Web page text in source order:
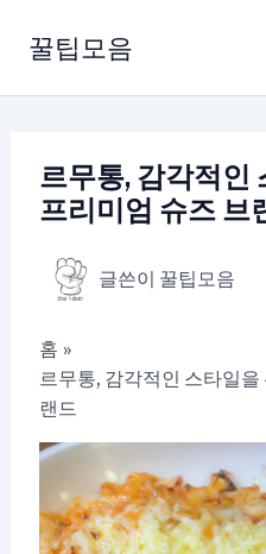
로
꿀팁모음
르무통, 감각적인
프리미엄 슈즈 브
글쓴이 꿀팁모음
홈
르무통, 감각적인 스타일
랜드